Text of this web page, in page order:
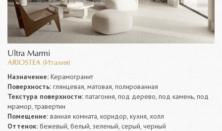
Ultra Marmi
ARIOSTEA (Италия)
Назначение: Керамогранит
Поверхность: глянцевая, матовая, полированная
Текстура поверхности: патагония, под дерево, под камень, под
мрамор, травертин
Помещение: ванная комната, коридор, кухня, холл
Оттенок: бежевый, белый, зеленый, серый, черный